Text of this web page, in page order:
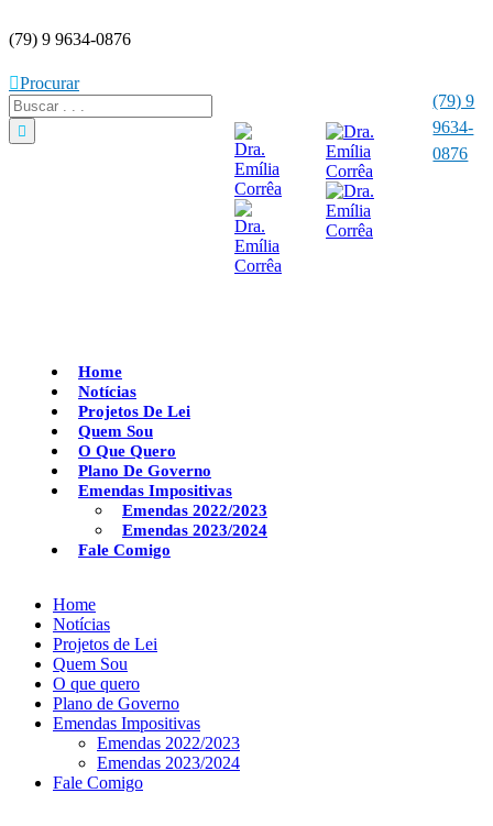
(79) 9 9634-0876
Procurar
(79) 9
9634-
0876
Home
Notícias
Projetos De Lei
Quem Sou
O Que Quero
Plano De Governo
Emendas Impositivas
Emendas 2022/2023
Emendas 2023/2024
Fale Comigo
Home
Notícias
Projetos de Lei
Quem Sou
O que quero
Plano de Governo
Emendas Impositivas
Emendas 2022/2023
Emendas 2023/2024
Fale Comigo